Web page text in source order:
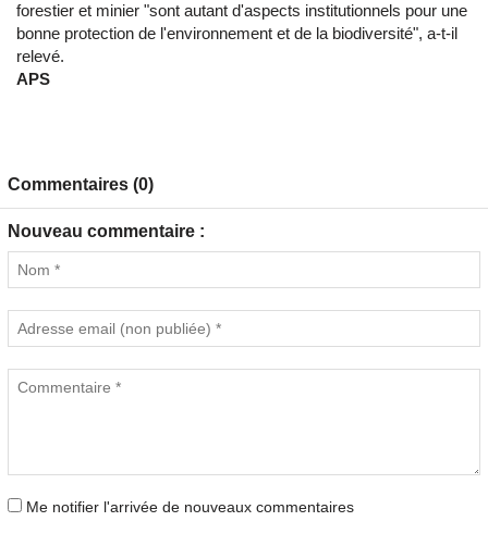
forestier et minier "sont autant d'aspects institutionnels pour une
bonne protection de l'environnement et de la biodiversité", a-t-il
relevé.
APS
Commentaires (0)
Nouveau commentaire :
Me notifier l'arrivée de nouveaux commentaires